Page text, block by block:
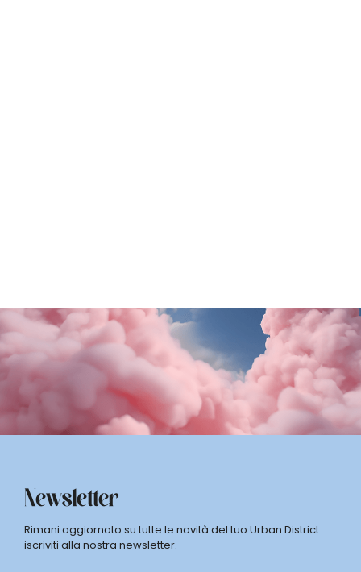
Newsletter
Rimani aggiornato su tutte le novità del tuo Urban District:
iscriviti alla nostra newsletter.